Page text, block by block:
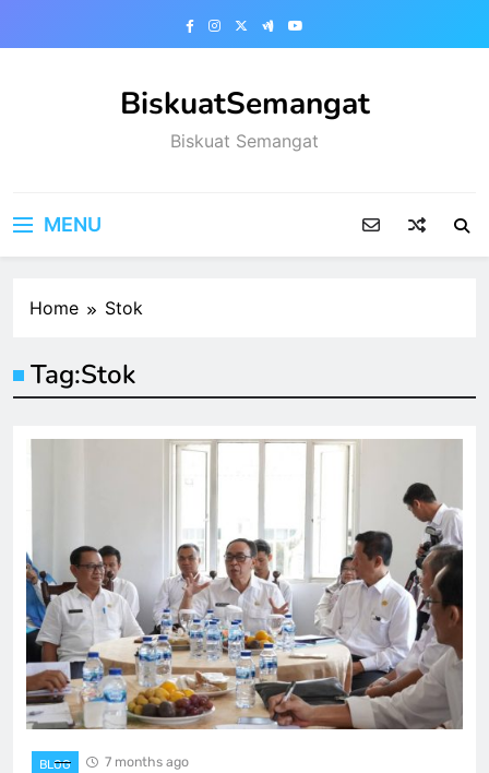
BiskuatSemangat
Biskuat Semangat
MENU
Home Stok
Tag:Stok
BLOG 7 months ago